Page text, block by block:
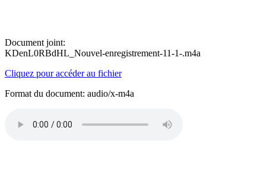
Document joint:
KDenL0RBdHL_Nouvel-enregistrement-11-1-.m4a
Cliquez pour accéder au fichier
Format du document: audio/x-m4a